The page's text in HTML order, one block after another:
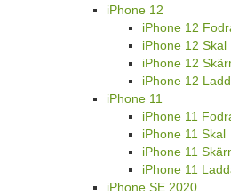
iPhone 12
iPhone 12
iPhone 12 Skal
iPhone 12
iPhone 12
iPhone 11
iPhone 11
iPhone 11 Skal
iPhone 11
iPhone 11
iPhone SE 2020